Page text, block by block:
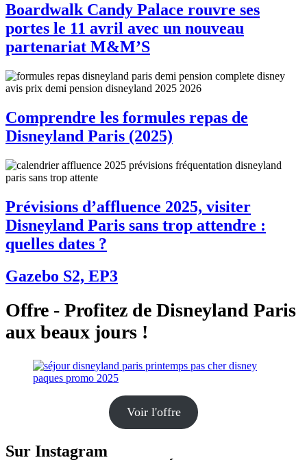
Boardwalk Candy Palace rouvre ses
portes le 11 avril avec un nouveau
partenariat M&M’S
Comprendre les formules repas de
Disneyland Paris (2025)
Prévisions d’affluence 2025, visiter
Disneyland Paris sans trop attendre :
quelles dates ?
Gazebo S2, EP3
Offre - Profitez de Disneyland Paris
aux beaux jours !
Voir l'offre
Sur Instagram